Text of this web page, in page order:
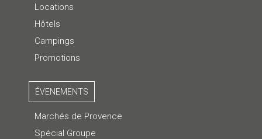
Locations
Hôtels
Campings
Promotions
ÉVENEMENTS
Marchés de Provence
Spécial Groupe